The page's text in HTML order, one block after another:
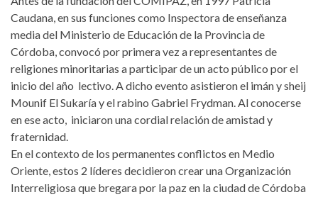
Caudana, en sus funciones como Inspectora de enseñanza
media del Ministerio de Educación de la Provincia de
Córdoba, convocó por primera vez a representantes de
religiones minoritarias a participar de un acto público por el
inicio del año lectivo. A dicho evento asistieron el imán y sheij
Mounif El Sukaría y el rabino Gabriel Frydman. Al conocerse
en ese acto, iniciaron una cordial relación de amistad y
fraternidad.
En el contexto de los permanentes conflictos en Medio
Oriente, estos 2 líderes decidieron crear una Organización
Interreligiosa que bregara por la paz en la ciudad de Córdoba